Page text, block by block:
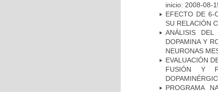
inicio: 2008-08-
EFECTO DE 6-
SU RELACIÓN
ANÁLISIS
DOPAMINA Y
NEURONAS
EVALUACIÓN
FUSIÓN Y
PROGRAMA